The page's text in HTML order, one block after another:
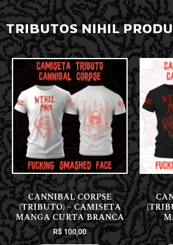
TRIBUTOS NIHIL
NOVIDADES
CANNIBAL CORPSE
(TRIBUTO) – CAMISETA
MANGA CURTA BRANCA
R$100,00